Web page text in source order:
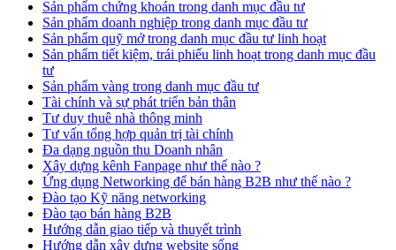
Sản phẩm chứng khoán trong danh mục đầu tư
Sản phẩm doanh nghiệp trong danh mục đầu tư
Sản phẩm quỹ mở trong danh mục đầu tư linh hoạt
Sản phẩm tiết kiệm, trái phiếu linh hoạt trong danh mục đầu
tư
Sản phẩm vàng trong danh mục đầu tư
Tài chính và sự phát triển bản thân
Tư duy thuê nhà thông minh
Tư vấn tổng hợp quản trị tài chính
Đa dạng nguồn thu Doanh nhân
Xây dựng kênh Fanpage như thế nào ?
Ứng dụng Networking để bán hàng B2B như thế nào ?
Đào tạo Kỹ năng networking
Đào tạo bán hàng B2B
Hướng dẫn giao tiếp và thuyết trình
Hướng dẫn xây dựng website sống